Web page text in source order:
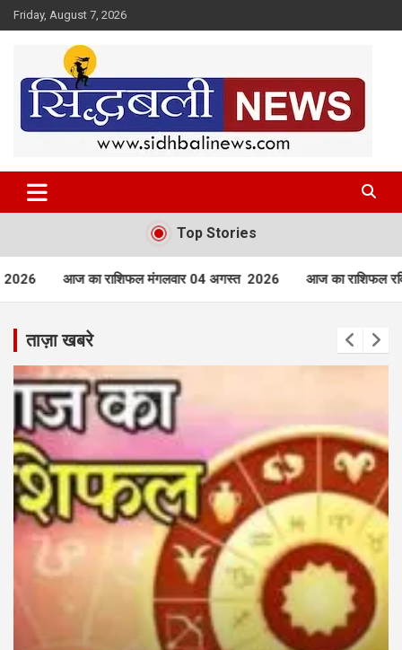
Skip
to
Friday, August 7, 2026
Sidhbali News
Top Stories
04 अगस्त 2026 आज का राशिफल रविवार 02 अगस्त 2026 आज
ताज़ा खबरे